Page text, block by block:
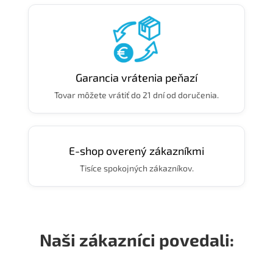
Garancia vrátenia peňazí
Tovar môžete vrátiť do 21 dní od doručenia.
E-shop overený zákazníkmi
Tisíce spokojných zákazníkov.
Naši zákazníci povedali: